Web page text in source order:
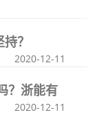
？
2020-12-11
？浙能有
2020-12-11